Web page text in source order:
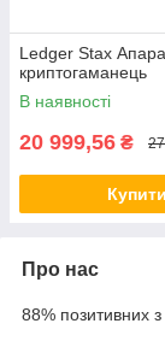
Ledger Stax
криптогаманець
В наявності
20 999,56 ₴
Купити
Про нас
88% позитивних з